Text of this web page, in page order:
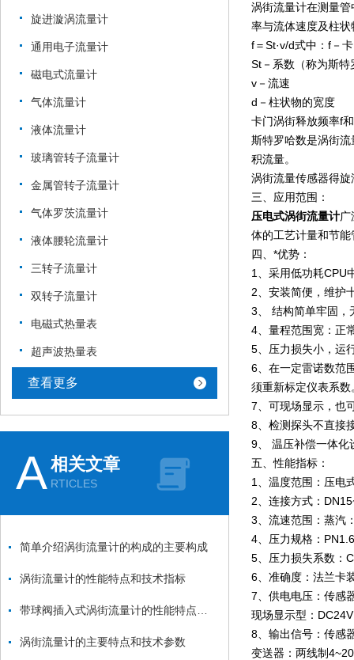
旋进漩涡流量计
通用电子流量计
磁电式流量计
气体流量计
液体流量计
玻璃管转子流量计
金属管转子流量计
气体罗茨流量计
液体腰轮流量计
三转子流量计
双转子流量计
电磁式热量表
超声波热量表
查看更多
A相关文章
RTICLES
简单介绍涡街流量计的构成的主要构成
涡街流量计的性能特点和技术指标
涡街流量计的主要特点和技术参数
涡街流量计在测量
率与流体速度及柱
f＝St·v/d式中：f－
St－系数（称为斯特
v－流速
d－柱状物的宽度
卡门涡街释放频率f
斯特罗哈数是涡街
积流量。
涡街流量传感器得
三、应用范围：
压电式涡街流量计
体的工艺计量和节能
四、*优势：
1、采用低功耗CPU
2、安装简便，维护
3、 结构简单牢固，
4、量程范围宽：正
5、压力损失小，运
6、在一定雷诺数范
须重新标定仪表系数
7、可现场显示，也
8、检测探头不直接
9、 温压补偿一体化
五、性能指标：
1、温度范围：压
2、连接方式：
3、流速范围：蒸汽
4、压力规格：
5、压力损失系数：
6、准确度：法兰卡
7、供电电压：传感
现场显示型：
8、输出信号：传感
变送器：两线制